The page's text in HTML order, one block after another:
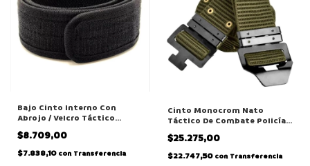
Bajo Cinto Interno Con
Abrojo / Velcro Táctico
Militar Policial
$8.709,00
$7.838,10 con Transferencia
Cinto Monocrom Nato
Táctico De Combate Policía-
militar
$25.275,00
$22.747,50 con Transferencia